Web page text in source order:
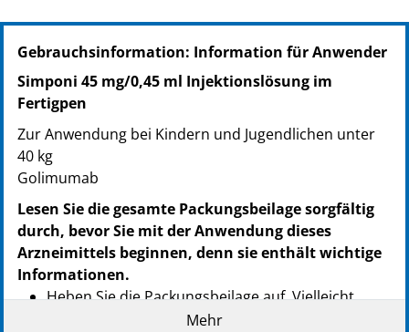
PZN: 20398080
PPN: 112039808060
NTIN: 04150203980800
Gebrauchsinformation: Information für Anwender
Simponi 45 mg/0,45 ml Injektionslösung im
Fertigpen
Zur Anwendung bei Kindern und Jugendlichen unter
40 kg
Golimumab
Lesen Sie die gesamte Packungsbeilage sorgfältig
durch, bevor Sie mit der Anwendung dieses
Arzneimittels beginnen, denn sie enthält wichtige
Informationen.
Heben Sie die Packungsbeilage auf. Vielleicht
möchten Sie diese später nochmals lesen.
Mehr